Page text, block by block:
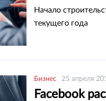
Начало
текущего года
Бизнес 25 апреля
Facebook